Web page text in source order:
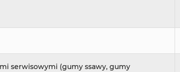
serwisowymi (gumy ssawy, gumy